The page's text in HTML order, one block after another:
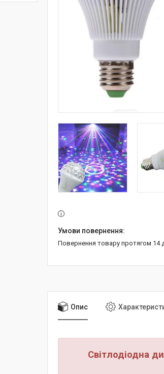
повернення товару протягом 14
Опис
Світлодіодна